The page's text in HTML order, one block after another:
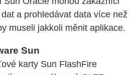
a prohledávat data více než
museli jakkoli měnit aplikace.
Sun
karty Sun FlashFire